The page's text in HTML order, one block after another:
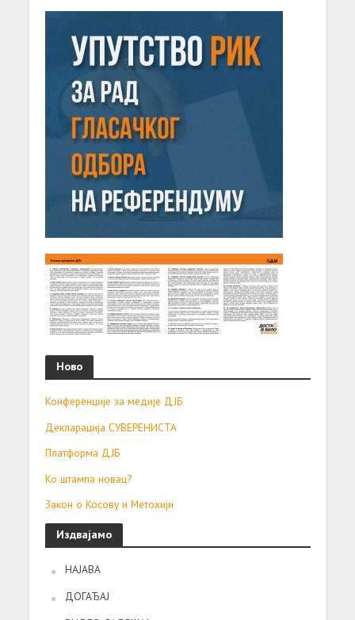
Ново
Конференције за медије ДЈБ
Декларација СУВЕРЕНИСТА
Платформа ДЈБ
Ко штампа новац?
Закон о Косову и Метохији
Издвајамо
НАЈАВА
ДОГАЂАЈ